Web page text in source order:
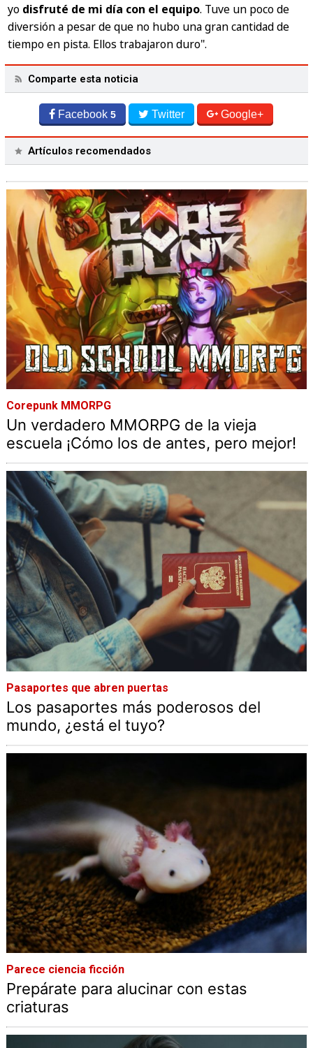
yo disfruté de mi día con el equipo. Tuve un poco de
diversión a pesar de que no hubo una gran cantidad de
tiempo en pista. Ellos trabajaron duro".
Comparte esta noticia
Facebook5 Twitter Google+
Artículos recomendados
Corepunk MMORPG
Un verdadero MMORPG de la vieja
escuela ¡Cómo los de antes, pero mejor!
Pasaportes que abren puertas
Los pasaportes más poderosos del
mundo, ¿está el tuyo?
Parece ciencia ficción
Prepárate para alucinar con estas
criaturas